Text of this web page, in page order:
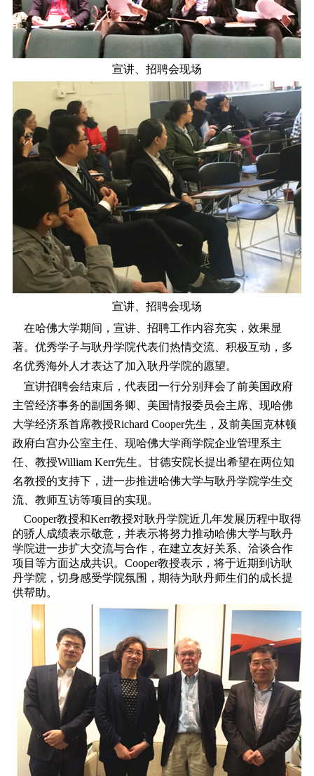
宣讲、招聘会现场
宣讲、招聘会现场
在哈佛大学期间，宣讲、招聘工作内容充实，效果显
著。优秀学子与耿丹学院代表们热情交流、积极互动，多
名优秀海外人才表达了加入耿丹学院的愿望。
宣讲招聘会结束后，代表团一行分别拜会了前美国政府
主管经济事务的副国务卿、美国情报委员会主席、现哈佛
大学经济系首席教授Richard Cooper先生，及前美国克林顿
政府白宫办公室主任、现哈佛大学商学院企业管理系主
任、教授William Kerr先生。甘德安院长提出希望在两位知
名教授的支持下，进一步推进哈佛大学与耿丹学院学生交
流、教师互访等项目的实现。
Cooper教授和Kerr教授对耿丹学院近几年发展历程中取得
的骄人成绩表示敬意，并表示将努力推动哈佛大学与耿丹
学院进一步扩大交流与合作，在建立友好关系、洽谈合作
项目等方面达成共识。Cooper教授表示，将于近期到访耿
丹学院，切身感受学院氛围，期待为耿丹师生们的成长提
供帮助。